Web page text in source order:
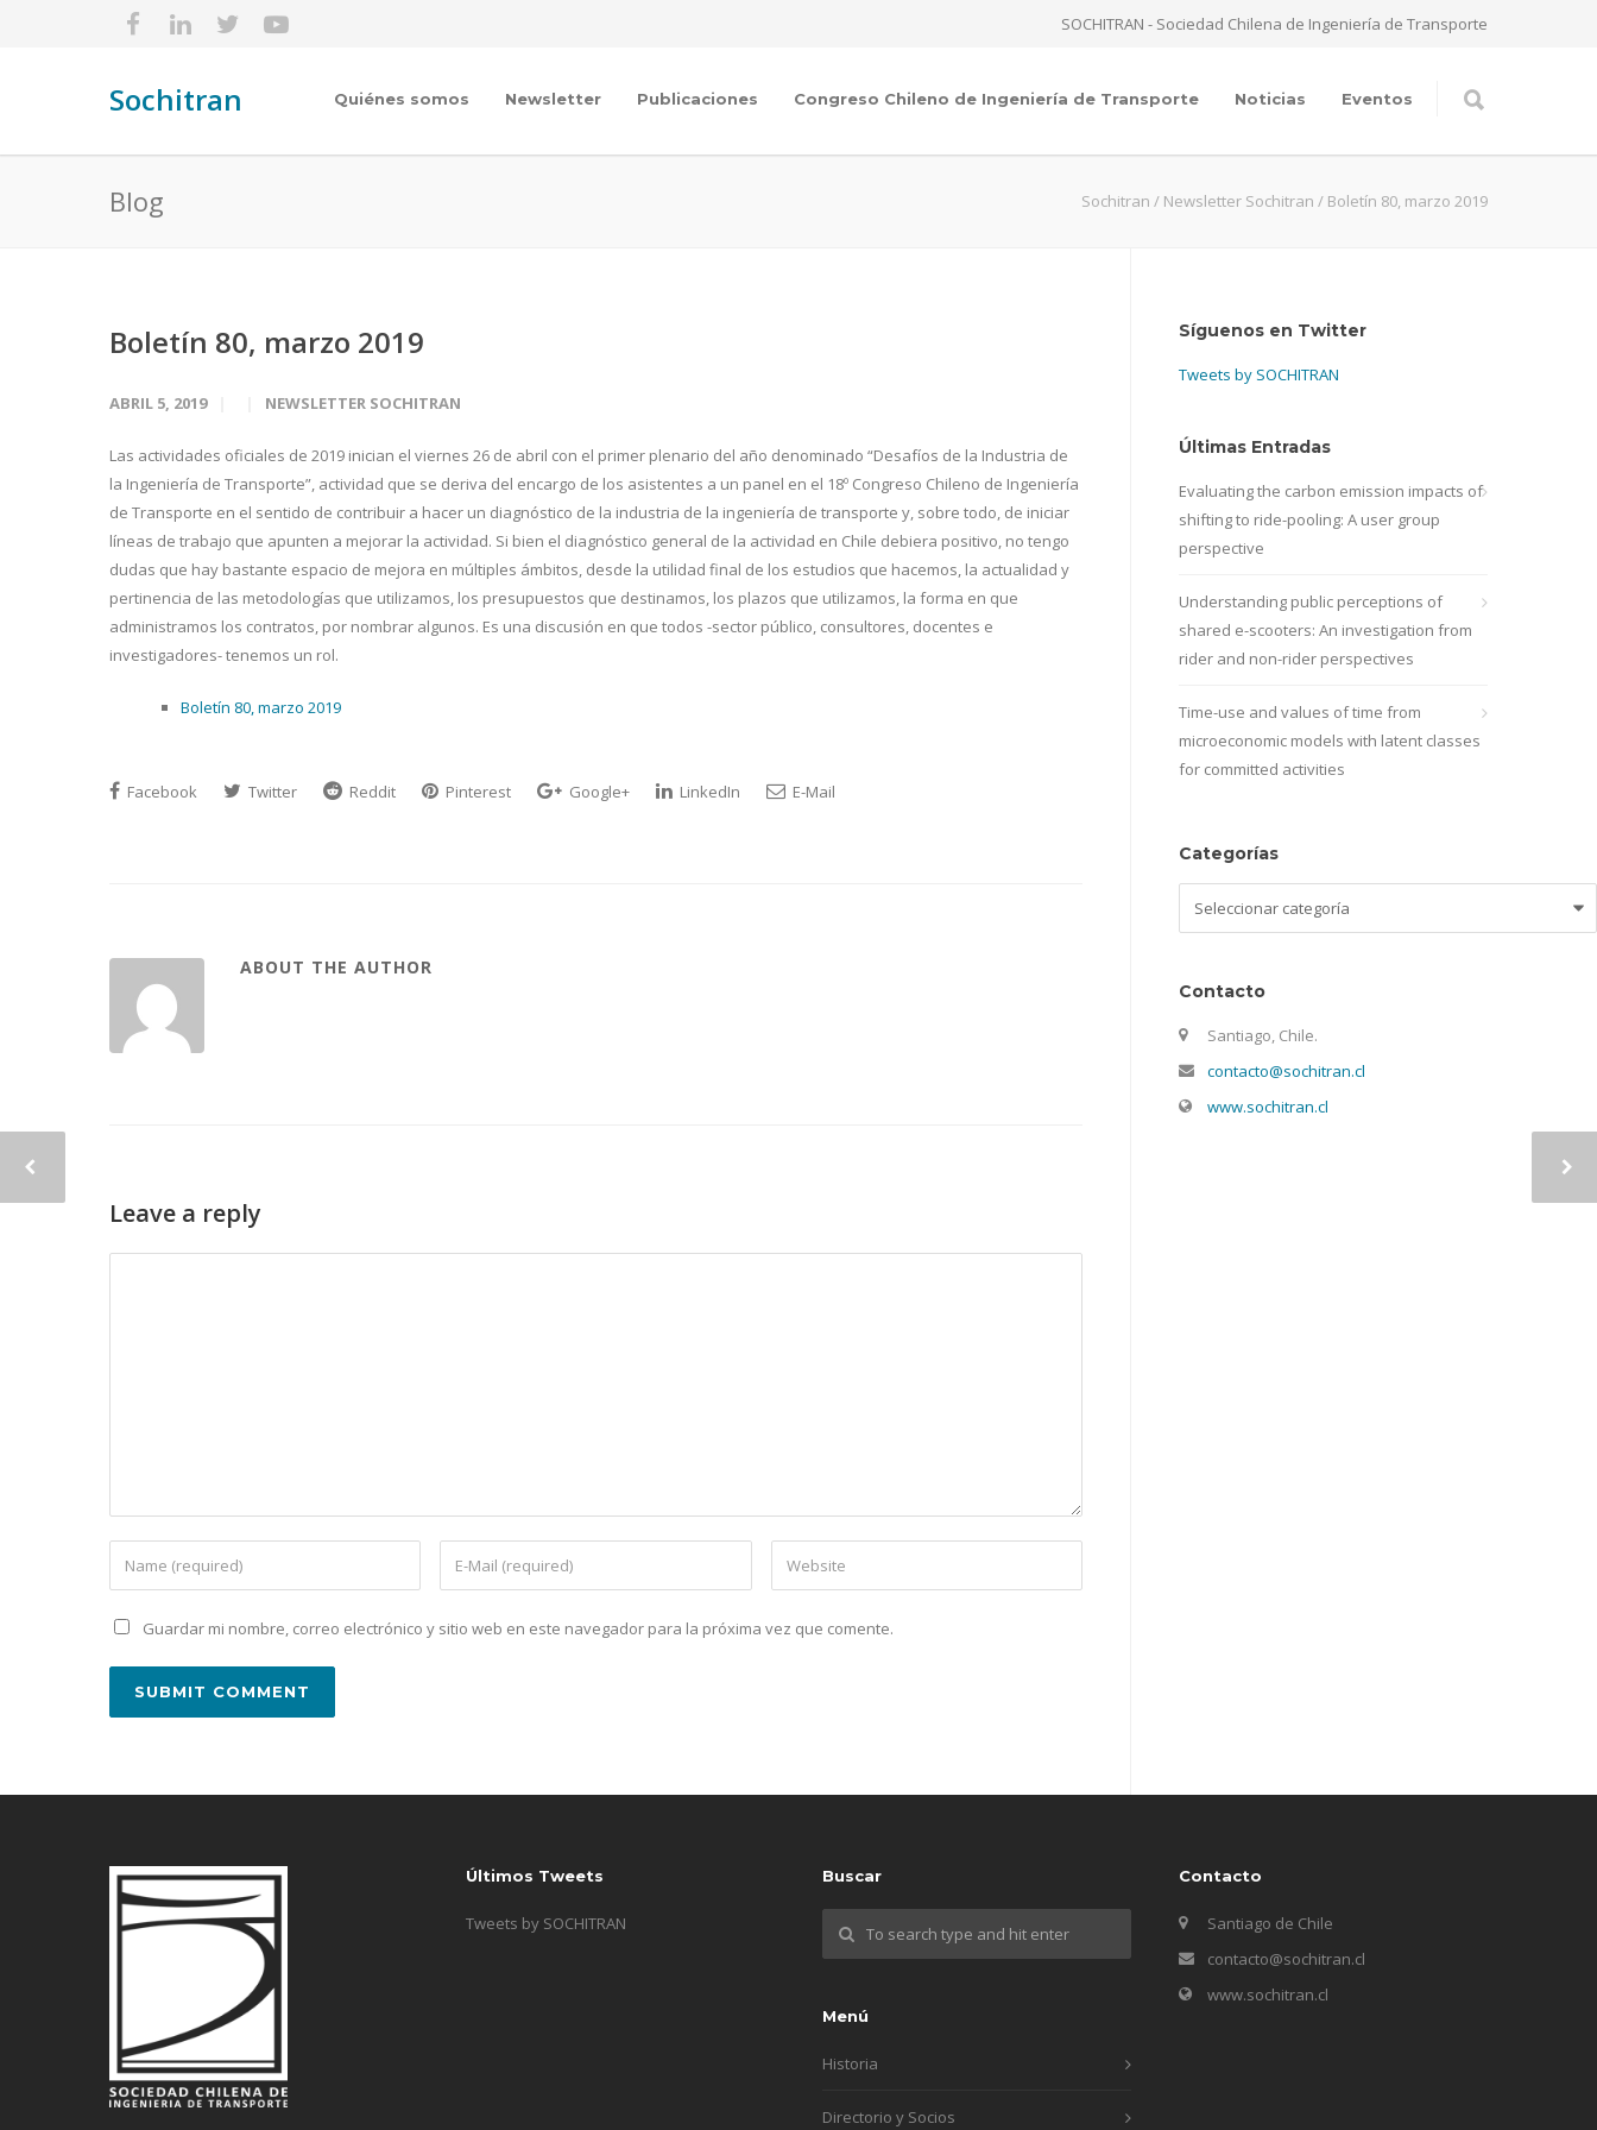
SOCHITRAN - Sociedad Chilena de Ingeniería de Transporte
Sochitran Quiénes somos Newsletter Publicaciones Congreso Chileno de Ingeniería de Transporte Noticias Eventos
Blog Sochitran / Newsletter Sochitran / Boletín 80, marzo 2019
Boletín 80, marzo 2019
ABRIL 5, 2019 NEWSLETTER SOCHITRAN
Las actividades oficiales de 2019 inician el viernes 26 de abril con el primer plenario del año denominado “Desafíos de la Industria de
la Ingeniería de Transporte”, actividad que se deriva del encargo de los asistentes a un panel en el 18º Congreso Chileno de Ingeniería
de Transporte en el sentido de contribuir a hacer un diagnóstico de la industria de la ingeniería de transporte y, sobre todo, de iniciar
líneas de trabajo que apunten a mejorar la actividad. Si bien el diagnóstico general de la actividad en Chile debiera positivo, no tengo
dudas que hay bastante espacio de mejora en múltiples ámbitos, desde la utilidad final de los estudios que hacemos, la actualidad y
pertinencia de las metodologías que utilizamos, los presupuestos que destinamos, los plazos que utilizamos, la forma en que
administramos los contratos, por nombrar algunos. Es una discusión en que todos -sector público, consultores, docentes e
investigadores- tenemos un rol.
Boletín 80, marzo 2019
Facebook Twitter Reddit Pinterest Google+ LinkedIn E-Mail
ABOUT THE AUTHOR
Leave a reply
Guardar mi nombre, correo electrónico y sitio web en este navegador para la próxima vez que comente.
Síguenos en Twitter
Tweets by SOCHITRAN
Últimas Entradas
Evaluating the carbon emission impacts of
shifting to ride-pooling: A user group
perspective
Understanding public perceptions of
shared e-scooters: An investigation from
rider and non-rider perspectives
Time-use and values of time from
microeconomic models with latent classes
for committed activities
Categorías
Contacto
Santiago, Chile.
contacto@sochitran.cl
www.sochitran.cl
Últimos Tweets
Tweets by SOCHITRAN
Buscar
Menú
Historia
Directorio y Socios
Contacto
Santiago de Chile
contacto@sochitran.cl
www.sochitran.cl